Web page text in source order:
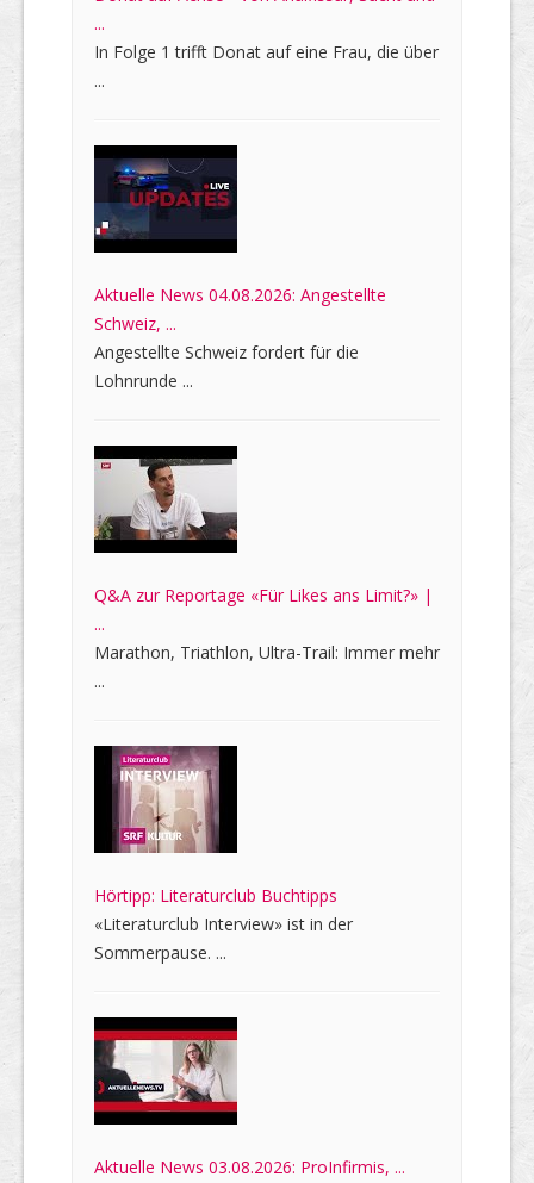
...
In Folge 1 trifft Donat auf eine Frau, die über
...
Aktuelle News 04.08.2026: Angestellte
Schweiz, ...
Angestellte Schweiz fordert für die
Lohnrunde ...
Q&A zur Reportage «Für Likes ans Limit?» |
...
Marathon, Triathlon, Ultra-Trail: Immer mehr
...
Hörtipp: Literaturclub Buchtipps
«Literaturclub Interview» ist in der
Sommerpause. ...
Aktuelle News 03.08.2026: ProInfirmis, ...